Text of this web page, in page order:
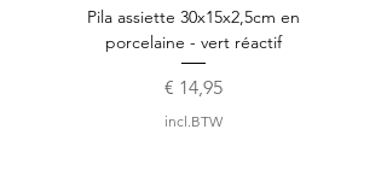
Pila assiette 30x15x2,5cm en
porcelaine - vert réactif
Prijs
€ 14,95
incl.BTW